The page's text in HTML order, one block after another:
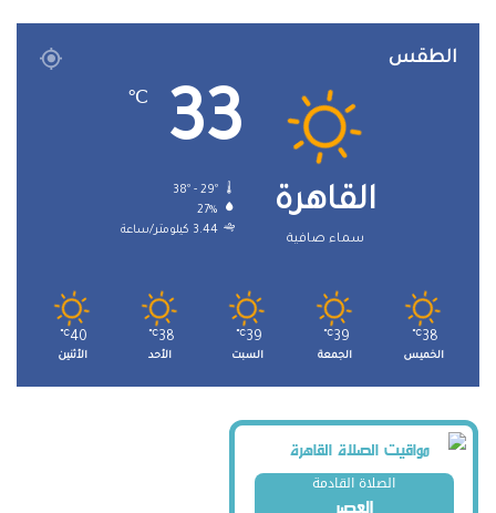
الطقس
القاهرة
سماء صافية
33
℃
38º - 29º
27%
3.44 كيلومتر/ساعة
38
℃
الخميس
39
℃
الجمعة
39
℃
السبت
38
℃
الأحد
40
℃
الأثنين